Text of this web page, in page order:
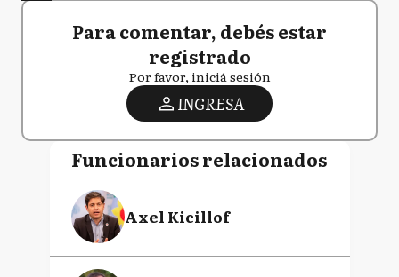
Para comentar, debés estar
registrado
Por favor, iniciá sesión
INGRESA
Funcionarios relacionados
Axel Kicillof